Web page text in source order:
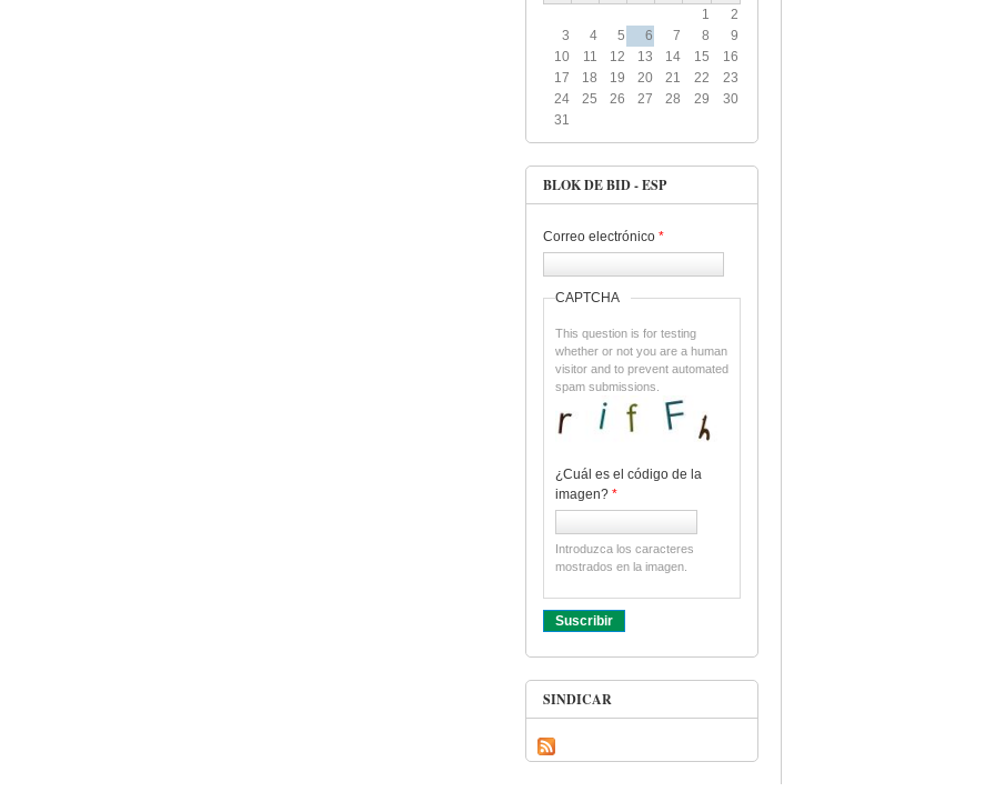
1
2
3
4 5 6 7 8
9
10
11 12 13 14 15
16
17
18 19 20 21 22
23
24
25 26 27 28 29
30
31
BLOK DE BID - ESP
Correo electrónico *
CAPTCHA
This question is for testing
whether or not you are a human
visitor and to prevent automated
spam submissions.
¿Cuál es el código de la
imagen? *
Introduzca los caracteres
mostrados en la imagen.
SINDICAR